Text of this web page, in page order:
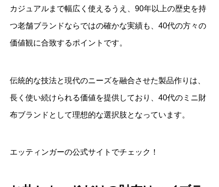
カジュアルまで幅広く使えるうえ、90年以上の歴史を持
つ老舗ブランドならではの確かな実績も、40代の方々の
価値観に合致するポイントです。
伝統的な技法と現代のニーズを融合させた製品作りは、
長く使い続けられる価値を提供しており、40代のミニ財
布ブランドとして理想的な選択肢となっています。
エッティンガーの公式サイトでチェック！